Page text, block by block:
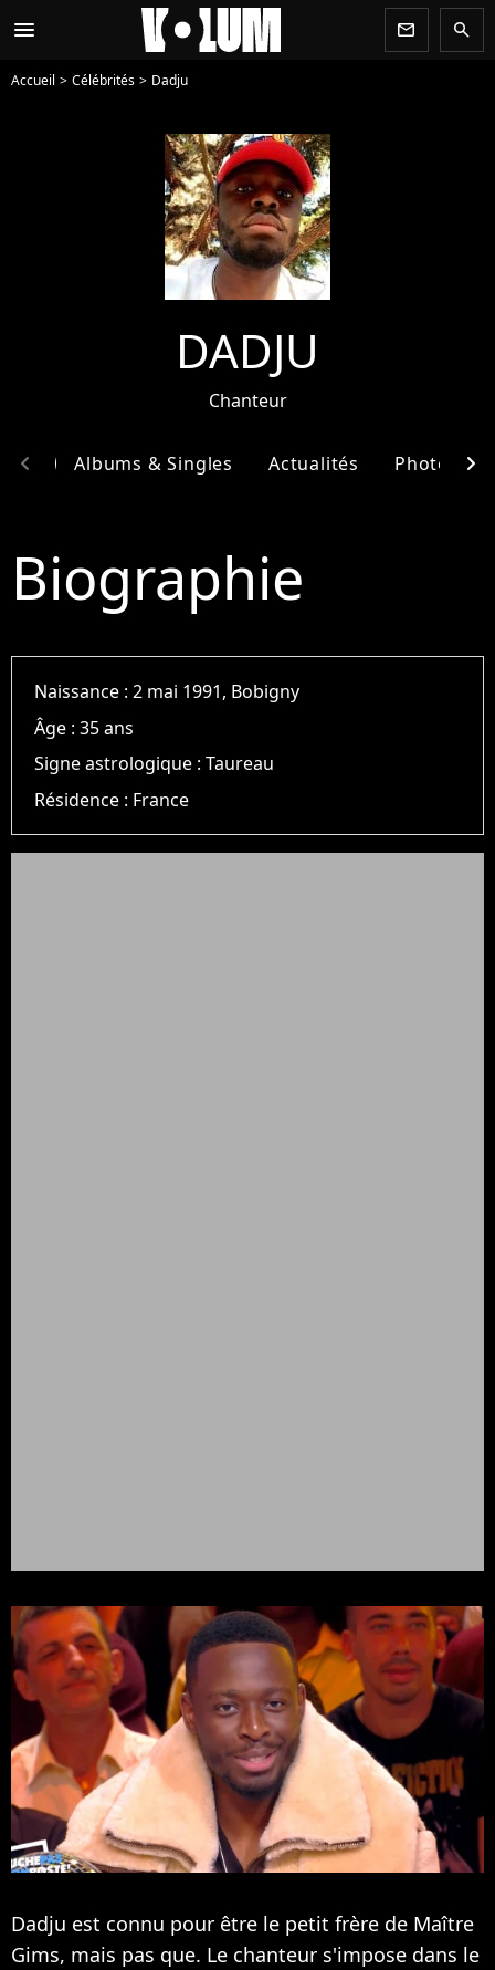
menu newsletter search
Accueil Célébrités Dadju
DADJU
Chanteur
Albums & Singles Actualités Photos
chevron_left chevron_right
Biographie
Naissance :2 mai 1991, Bobigny
Âge :35 ans
Signe astrologique :Taureau
Résidence : France
Dadju est connu pour être le petit frère de Maître
Gims, mais pas que. Le chanteur s'impose dans le